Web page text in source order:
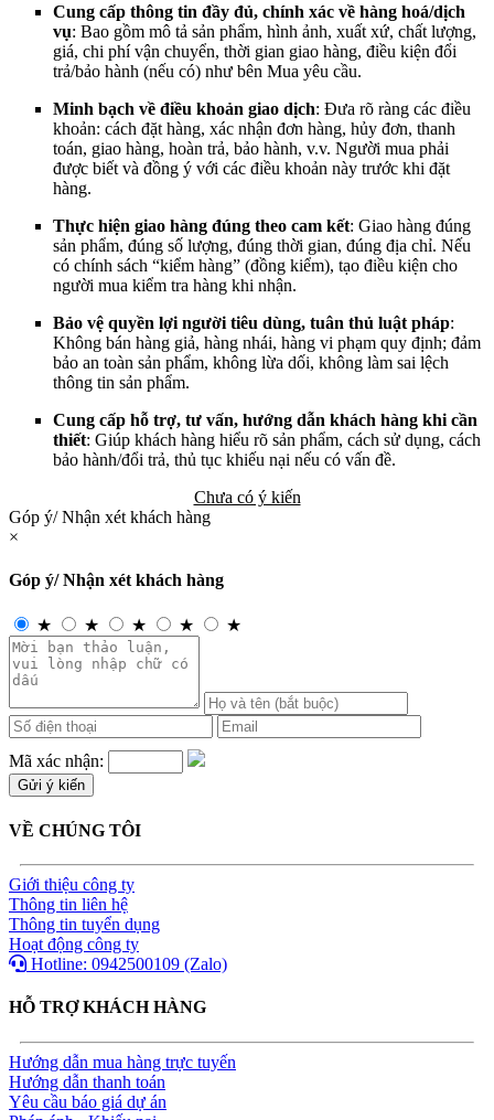
Cung cấp thông tin đầy đủ, chính xác về hàng hoá/dịch
vụ: Bao gồm mô tả sản phẩm, hình ảnh, xuất xứ, chất lượng,
giá, chi phí vận chuyển, thời gian giao hàng, điều kiện đổi
trả/bảo hành (nếu có) như bên Mua yêu cầu.
Minh bạch về điều khoản giao dịch: Đưa rõ ràng các điều
khoản: cách đặt hàng, xác nhận đơn hàng, hủy đơn, thanh
toán, giao hàng, hoàn trả, bảo hành, v.v. Người mua phải
được biết và đồng ý với các điều khoản này trước khi đặt
hàng.
Thực hiện giao hàng đúng theo cam kết: Giao hàng đúng
sản phẩm, đúng số lượng, đúng thời gian, đúng địa chỉ. Nếu
có chính sách “kiểm hàng” (đồng kiểm), tạo điều kiện cho
người mua kiểm tra hàng khi nhận.
Bảo vệ quyền lợi người tiêu dùng, tuân thủ luật pháp:
Không bán hàng giả, hàng nhái, hàng vi phạm quy định; đảm
bảo an toàn sản phẩm, không lừa dối, không làm sai lệch
thông tin sản phẩm.
Cung cấp hỗ trợ, tư vấn, hướng dẫn khách hàng khi cần
thiết: Giúp khách hàng hiểu rõ sản phẩm, cách sử dụng, cách
bảo hành/đổi trả, thủ tục khiếu nại nếu có vấn đề.
Chưa có ý kiến
Góp ý/ Nhận xét khách hàng
×
Góp ý/ Nhận xét khách hàng
★ ★ ★ ★ ★
Mã xác nhận:
VỀ CHÚNG TÔI
Giới thiệu công ty
Thông tin liên hệ
Thông tin tuyển dụng
Hoạt động công ty
Hotline: 0942500109 (Zalo)
HỖ TRỢ KHÁCH HÀNG
Hướng dẫn mua hàng trực tuyến
Hướng dẫn thanh toán
Yêu cầu báo giá dự án